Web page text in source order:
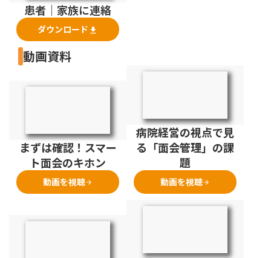
患者｜家族に連絡
ダウンロード file_download
動画資料
まずは確認！スマー
ト面会のキホン
動画を視聴arrow_forward
病院経営の視点で見
る「面会管理」の課
題
動画を視聴arrow_forward